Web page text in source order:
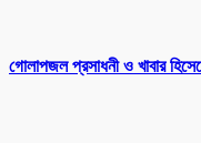
গোলাপজল প্রসাধনী ও খাবার